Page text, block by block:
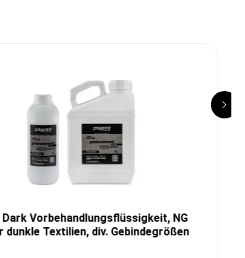
Vorbehandlungsflüssigkeit, NG
dunkle Textilien, div. Gebindegrößen